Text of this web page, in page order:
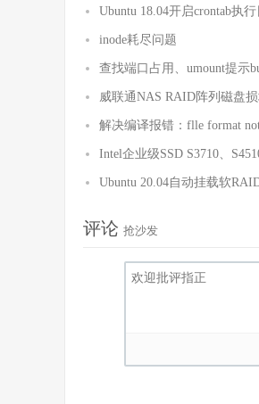
Ubuntu 18.04开启crontab执
inode耗尽问题
查找端口占用、umount提示
威联通NAS RAID阵列磁盘
解决编译报错：flle format
Intel企业级SSD S3710、
Ubuntu 20.04自动挂载软
评论 抢沙发